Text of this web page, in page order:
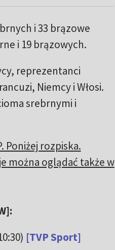
i 33 brązowe
i 19 brązowych.
reprezentanci
Niemcy i Włosi.
srebrnymi i
Poniżej rozpiska.
można oglądać także w
[TVP Sport]